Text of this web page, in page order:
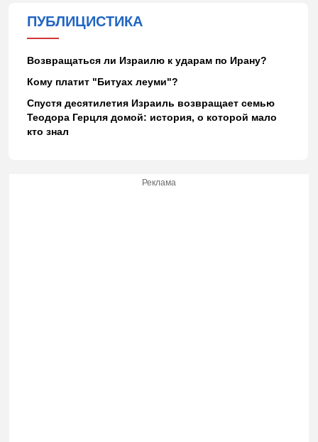
ПУБЛИЦИСТИКА
Возвращаться ли Израилю к ударам по Ирану?
Кому платит "Битуах леуми"?
Спустя десятилетия Израиль возвращает семью
Теодора Герцля домой: история, о которой мало
кто знал
Реклама